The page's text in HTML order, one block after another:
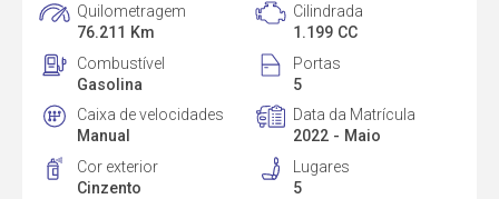
Quilometragem
76.211 Km
Cilindrada
1.199 CC
Combustível
Gasolina
Portas
5
Caixa de velocidades
Manual
Data da Matrícula
2022 - Maio
Cor exterior
Cinzento
Lugares
5